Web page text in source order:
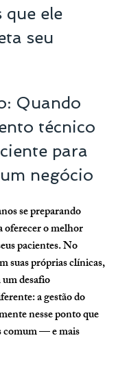
que ele
seu
Quando
técnico
para
negócio
se preparando
oferecer o melhor
pacientes. No
suas próprias clínicas,
desafio
a gestão do
nesse ponto que
comum — e mais